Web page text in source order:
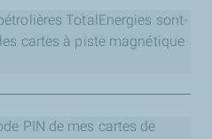
TotalEnergies sont-
cartes à piste magnétique
renforcée lors ducontrôle du
(code PIN) . En effet,
PIN de mes cartes de